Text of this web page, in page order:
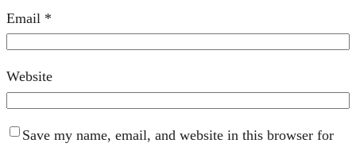
Email *
Website
Save my name, email, and website in this browser for